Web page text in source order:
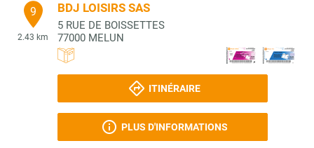
9
2.43 km
BDJ LOISIRS SAS
5 RUE DE BOISSETTES
77000 MELUN
ITINÉRAIRE
PLUS D'INFORMATIONS